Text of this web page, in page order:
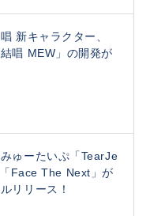
新キャラクター、
結唱 MEW」の開発が
ゅーたいぷ「TearJe
Face The Next」が
リリース！